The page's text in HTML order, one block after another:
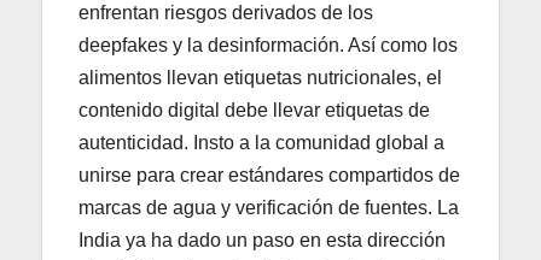
enfrentan riesgos derivados de los
deepfakes y la desinformación. Así como los
alimentos llevan etiquetas nutricionales, el
contenido digital debe llevar etiquetas de
autenticidad. Insto a la comunidad global a
unirse para crear estándares compartidos de
marcas de agua y verificación de fuentes. La
India ya ha dado un paso en esta dirección